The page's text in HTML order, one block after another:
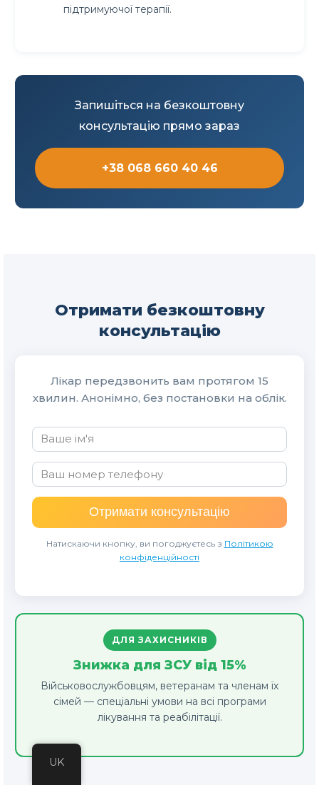
підтримуючої терапії.
Запишіться на безкоштовну
консультацію прямо зараз
+38 068 660 40 46
Отримати безкоштовну
консультацію
Лікар передзвонить вам протягом 15
хвилин. Анонімно, без постановки на облік.
Отримати консультацію
Натискаючи кнопку, ви погоджуєтесь з Політикою
конфіденційності
ДЛЯ ЗАХИСНИКІВ
Знижка для ЗСУ від 15%
Військовослужбовцям, ветеранам та членам їх
сімей — спеціальні умови на всі програми
лікування та реабілітації.
UK